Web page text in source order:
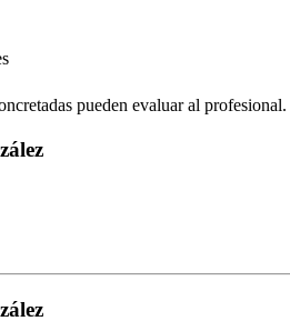
pueden evaluar al profesional.